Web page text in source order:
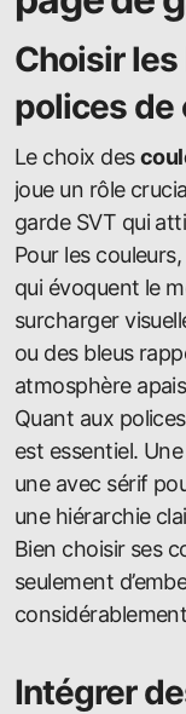
Choisir
polices de
Le choix des
joue un rôle
garde SVT qui
Pour les
qui évoquent le
surcharger
ou des bleus
atmosphère
Quant aux
est essentiel.
une avec sérif
une hiérarchie
Bien choisir ses
seulement
considérablement
Intégrer